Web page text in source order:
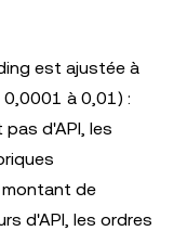
est ajustée à
0,0001 à 0,01) :
d'API, les
montant de
d'API, les ordres